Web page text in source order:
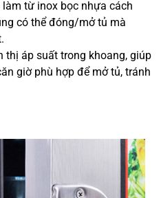
từ inox bọc nhựa cách
có thể đóng/mở tủ mà
thị áp suất trong khoang, giúp
giờ phù hợp để mở tủ, tránh